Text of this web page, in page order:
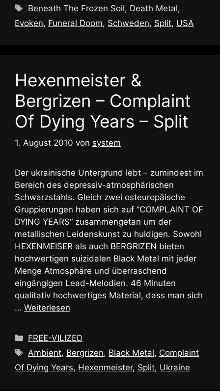
Schlagwörter
Beneath The Frozen Soil, Death Metal,
Evoken, Funeral Doom, Schweden, Split, USA
Hexenmeister &
Bergrizen – Complaint
Of Dying Years – Split
1. August 2010 von system
Der ukrainische Untergrund lebt – zumindest im
Bereich des depressiv-atmosphärischen
Schwarzstahls. Gleich zwei osteuropäische
Gruppierungen haben sich auf “COMPLAINT OF
DYING YEARS“ zusammengetan um der
metallischen Leidenskunst zu huldigen. Sowohl
HEXENMEISER als auch BERGRIZEN bieten
hochwertigen suizidalen Black Metal mit jeder
Menge Atmosphäre und überraschend
eingängigen Lead-Melodien. 46 Minuten
qualitativ hochwertiges Material, dass man sich
… Weiterlesen
Kategorien
FREE-VILIZED
Schlagwörter
Ambient, Bergrizen, Black Metal, Complaint
Of Dying Years, Hexenmeister, Split, Ukraine